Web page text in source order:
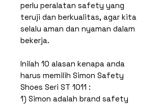
perlu peralatan safety yang
teruji dan berkualitas, agar kita
selalu aman dan nyaman dalam
bekerja.
Inilah 10 alasan kenapa anda
harus memilih Simon Safety
Shoes Seri ST 1011 :
1) Simon adalah brand safety